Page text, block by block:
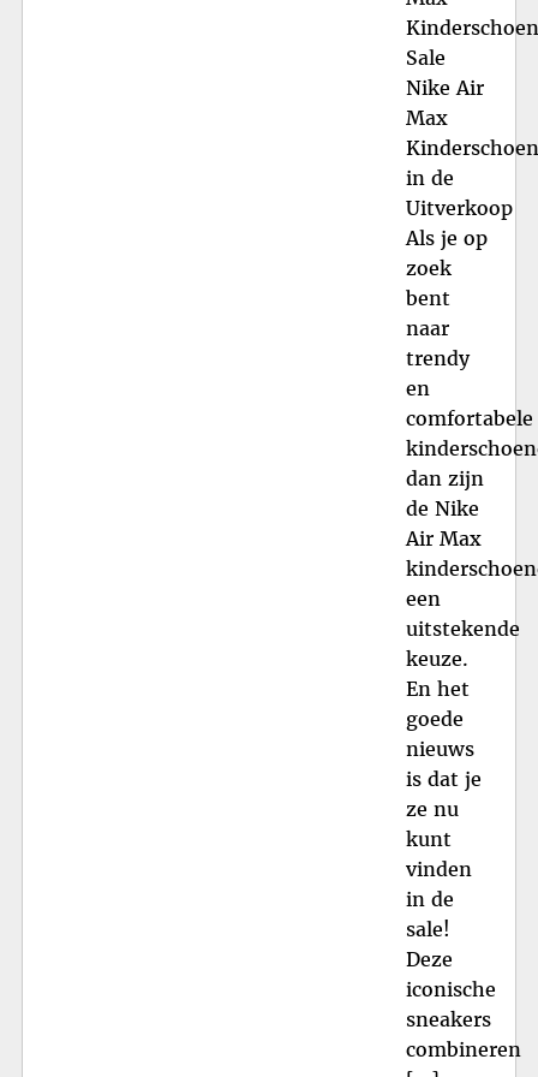
Sale
Nike Air
Max
in de
Uitverkoop
Als je op
zoek
bent
naar
trendy
en
comfortabele
dan zijn
de Nike
Air Max
een
uitstekende
keuze.
En het
goede
nieuws
is dat je
ze nu
kunt
vinden
in de
sale!
Deze
iconische
sneakers
combineren